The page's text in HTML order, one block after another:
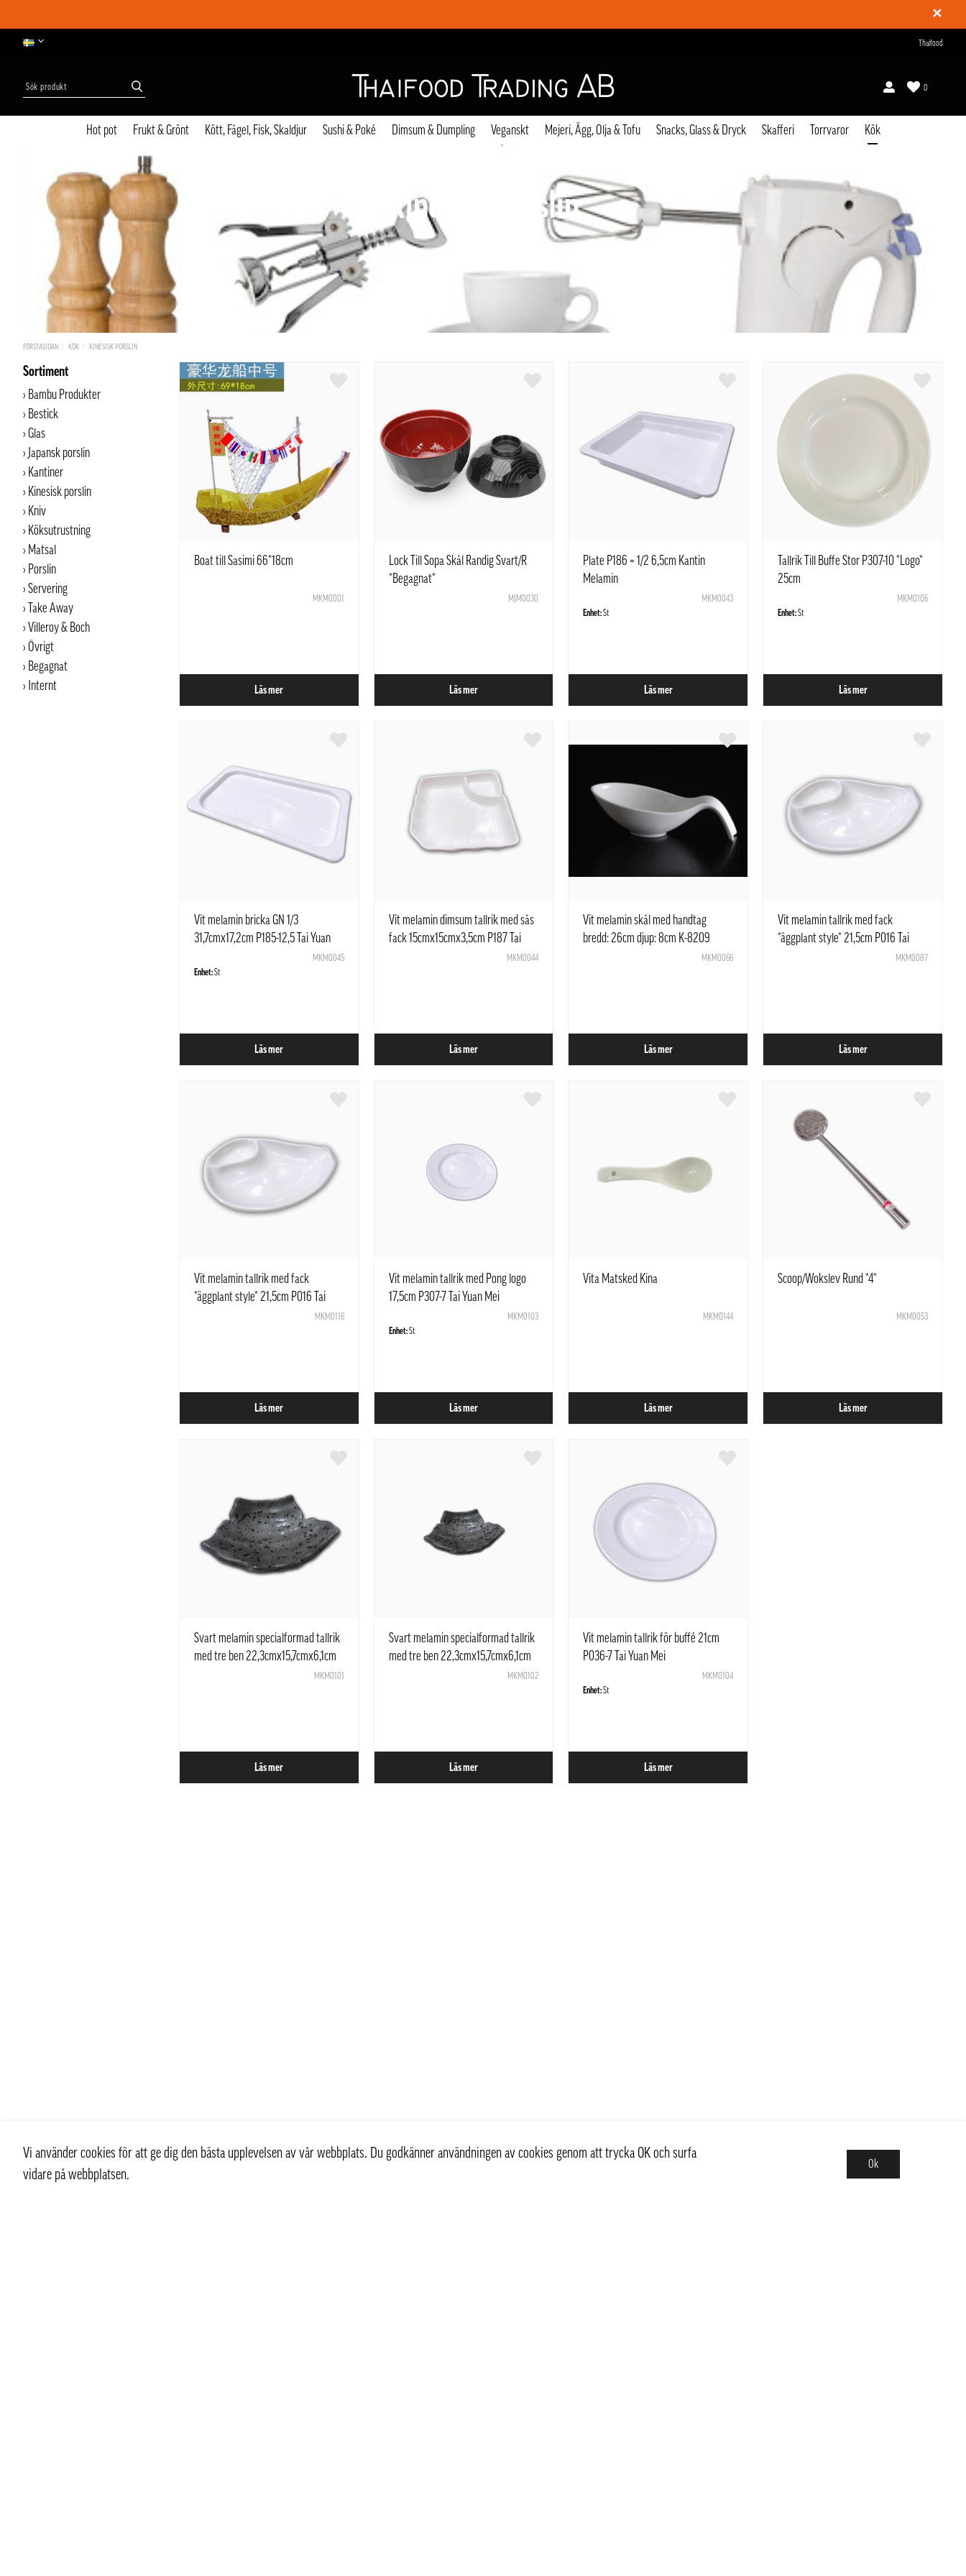
✕
Thaifood
0
Hot pot Frukt & Grönt Kött, Fågel, Fisk, Skaldjur Sushi & Poké Dimsum & Dumpling Veganskt Mejeri, Ägg, Olja & Tofu Snacks, Glass & Dryck Skafferi Torrvaror Kök
Kinesisk porslin
FÖRSTASIDAN KÖK KINESISK PORSLIN
Sortiment
Bambu Produkter
Bestick
Glas
Japansk porslin
Kantiner
Kinesisk porslin
Kniv
Köksutrustning
Matsal
Porslin
Servering
Take Away
Villeroy & Boch
Övrigt
Begagnat
Internt
Boat till Sasimi 66*18cm
MKM0001
Läs mer
Lock Till Sopa Skål Randig Svart/R
*Begagnat*
MJM0030
Läs mer
Plate P186 = 1/2 6,5cm Kantin
Melamin
MKM0043
Enhet:St
Läs mer
Tallrik Till Buffe Stor P307-10 *Logo*
25cm
MKM0106
Enhet:St
Läs mer
Vit melamin bricka GN 1/3
31,7cmx17,2cm P185-12,5 Tai Yuan
MKM0045
Enhet:St
Läs mer
Vit melamin dimsum tallrik med sås
fack 15cmx15cmx3,5cm P187 Tai
MKM0044
Läs mer
Vit melamin skål med handtag
bredd: 26cm djup: 8cm K-8209
MKM0066
Läs mer
Vit melamin tallrik med fack
*äggplant style* 21,5cm P016 Tai
MKM0087
Läs mer
Vit melamin tallrik med fack
*äggplant style* 21,5cm P016 Tai
MKM0116
Läs mer
Vit melamin tallrik med Pong logo
17,5cm P307-7 Tai Yuan Mei
MKM0103
Enhet:St
Läs mer
Vita Matsked Kina
MKM0144
Läs mer
Scoop/Wokslev Rund *4*
MKM0053
Läs mer
Svart melamin specialformad tallrik
med tre ben 22,3cmx15,7cmx6,1cm
MKM0101
Läs mer
Svart melamin specialformad tallrik
med tre ben 22,3cmx15,7cmx6,1cm
MKM0102
Läs mer
Vit melamin tallrik för buffé 21cm
P036-7 Tai Yuan Mei
MKM0104
Enhet:St
Läs mer
Vi använder cookies för att ge dig den bästa upplevelsen av vår webbplats. Du godkänner användningen av cookies genom att trycka OK och surfa
vidare på webbplatsen.
Ok